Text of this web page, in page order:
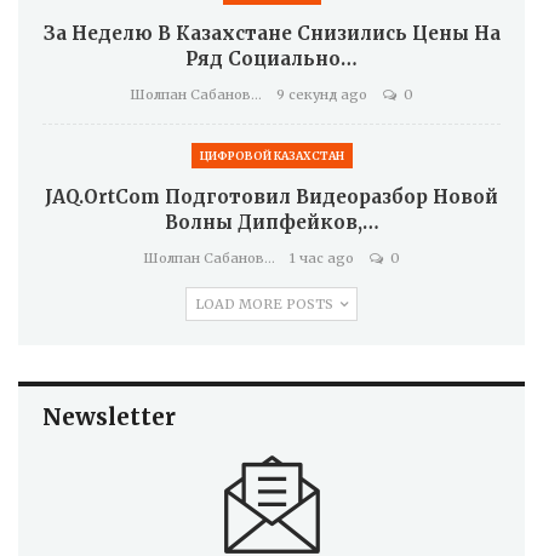
За Неделю В Казахстане Снизились Цены На
Ряд Социально…
Шолпан Сабанова 9 секунд ago 0
ЦИФРОВОЙ КАЗАХСТАН
JAQ.OrtCom Подготовил Видеоразбор Новой
Волны Дипфейков,…
Шолпан Сабанова 1 час ago 0
LOAD MORE POSTS
Newsletter